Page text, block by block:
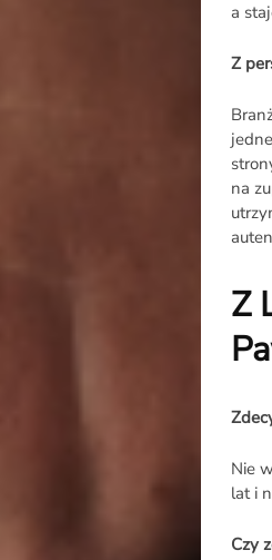
a
Z
na
Z
Nie
lat i
Czy